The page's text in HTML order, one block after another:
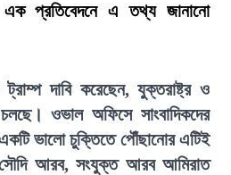
এক প্রতিবেদনে এ তথ্য জানানো
ট্রাম্প দাবি করেছেন, যুক্তরাষ্ট্র ও
ওভাল অফিসে সাংবাদিকদের
ভালো চুক্তিতে পৌঁছানোর এটিই
আরব, সংযুক্ত আরব আমিরাত